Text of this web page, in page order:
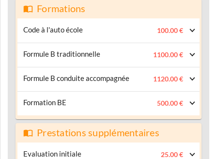
Formations
Code à l'auto école 100.00 €
Formule B traditionnelle 1100.00 €
Formule B conduite accompagnée 1120.00 €
Formation BE 500.00 €
Prestations supplémentaires
Evaluation initiale 25.00 €